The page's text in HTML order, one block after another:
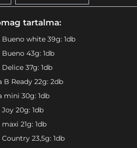
tartalma:
Bueno white 39g: 1db
43g: 1db
37g: 1db
B Ready 22g: 2db
mini 30g: 1db
20g: 1db
21g: 1db
23,5g: 1db